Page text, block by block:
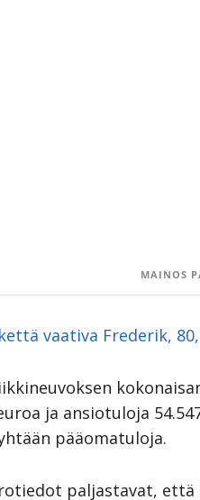
MAINOS
vaativa Frederik,
ja ansiotuloja
pääomatuloja.
paljastavat,